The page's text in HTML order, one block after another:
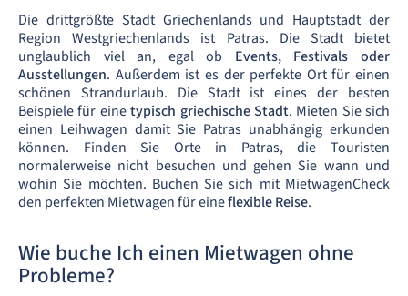
Die drittgrößte Stadt Griechenlands und Hauptstadt der
Region Westgriechenlands ist Patras. Die Stadt bietet
unglaublich viel an, egal ob Events, Festivals oder
Ausstellungen. Außerdem ist es der perfekte Ort für einen
schönen Strandurlaub. Die Stadt ist eines der besten
Beispiele für einetypisch griechische Stadt. Mieten Sie sich
einen Leihwagen damit Sie Patras unabhängig erkunden
können. Finden Sie Orte in Patras, die Touristen
normalerweise nicht besuchen und gehen Sie wann und
wohin Sie möchten. Buchen Sie sich mit MietwagenCheck
den perfekten Mietwagen für eineflexible Reise.
Wie buche Ich einen Mietwagen ohne
Probleme?